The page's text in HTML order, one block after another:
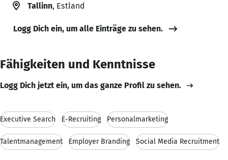
Tallinn, Estland
Logg Dich ein, um alle Einträge zu sehen.
Fähigkeiten und Kenntnisse
Logg Dich jetzt ein, um das ganze Profil zu sehen.
Executive Search E-Recruiting Personalmarketing
Talentmanagement Employer Branding Social Media Recruitment